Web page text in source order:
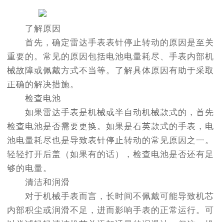
了解原因
首先，确定雷达手表表针停止转动的原因是至关
重要的。常见的原因包括电池电量耗尽、手表内部机
械故障或佩戴方式不当等。了解具体原因有助于采取
正确的解决措施。
检查电池
如果雷达手表是机械或半自动机械款式的，首先
检查电池是否需要更换。如果是石英款式的手表，电
池电量耗尽也是导致表针停止转动的常见原因之一。
轻轻打开后盖（如果有的话），检查电池是否还有足
够的电量。
清洁和润滑
对于机械手表而言，长时间不佩戴可能导致机芯
内部积尘或润滑不足，进而影响手表的正常运行。可